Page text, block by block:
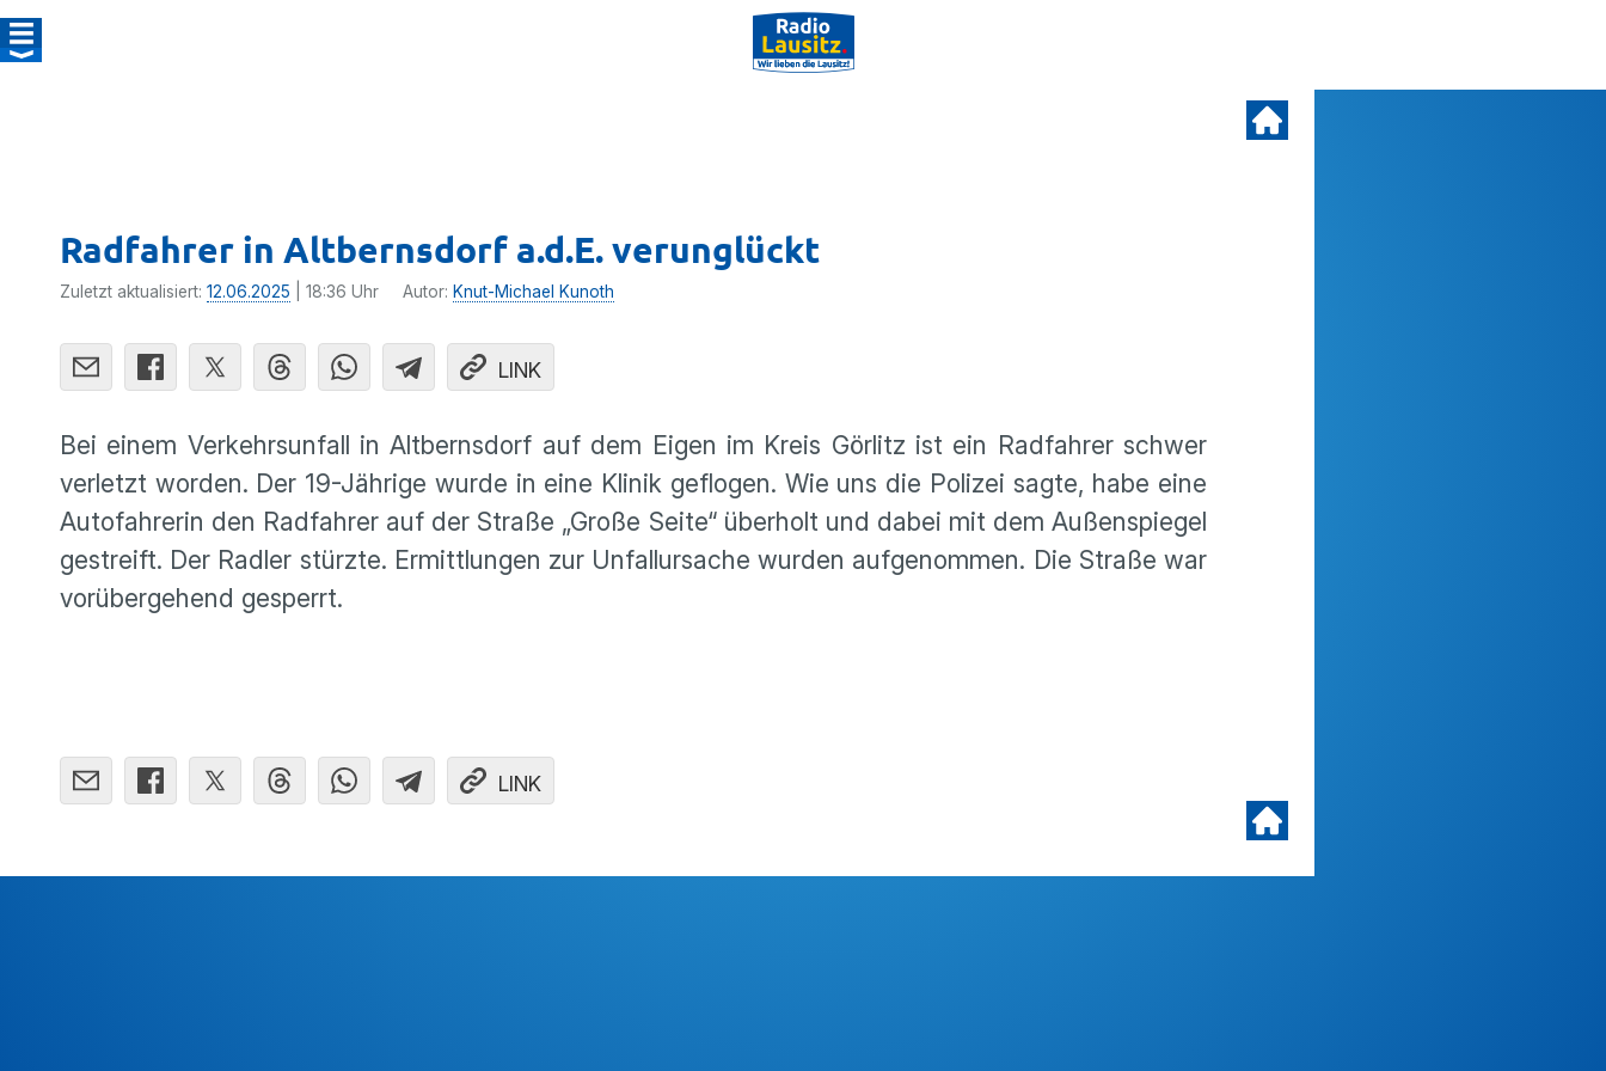
Radfahrer in Altbernsdorf a.d.E. verunglückt
Zuletzt aktualisiert: 12.06.2025 | 18:36 Uhr Autor: Knut-Michael Kunoth
LINK
Bei einem Verkehrsunfall in Altbernsdorf auf dem Eigen im Kreis Görlitz ist ein Radfahrer schwer
verletzt worden. Der 19-Jährige wurde in eine Klinik geflogen. Wie uns die Polizei sagte, habe eine
Autofahrerin den Radfahrer auf der Straße „Große Seite“ überholt und dabei mit dem Außenspiegel
gestreift. Der Radler stürzte. Ermittlungen zur Unfallursache wurden aufgenommen. Die Straße war
vorübergehend gesperrt.
LINK